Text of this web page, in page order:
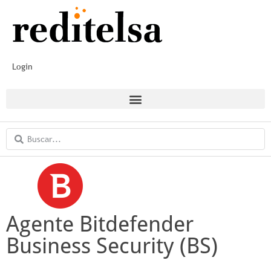
Login
Agente Bitdefender
Business Security (BS)